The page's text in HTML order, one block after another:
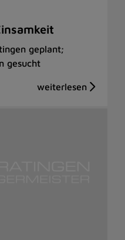
geplant;
gesucht